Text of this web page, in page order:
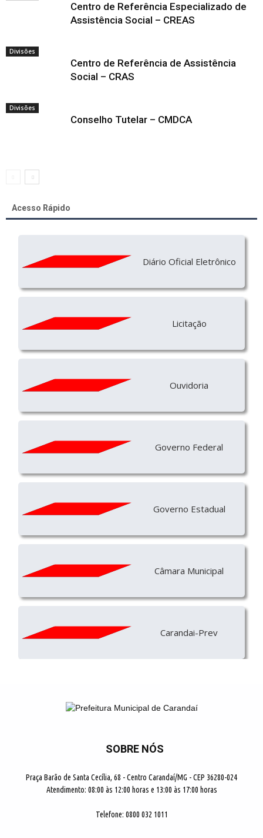
Centro de Referência Especializado de
Assistência Social – CREAS
Divisões
Centro de Referência de Assistência
Social – CRAS
Divisões
Conselho Tutelar – CMDCA
Acesso Rápido
Diário Oficial Eletrônico
Licitação
Ouvidoria
Governo Federal
Governo Estadual
Câmara Municipal
Carandai-Prev
SOBRE NÓS
Praça Barão de Santa Cecília, 68 - Centro Carandaí/MG - CEP 36280-024
Atendimento: 08:00 às 12:00 horas e 13:00 às 17:00 horas
Telefone: 0800 032 1011